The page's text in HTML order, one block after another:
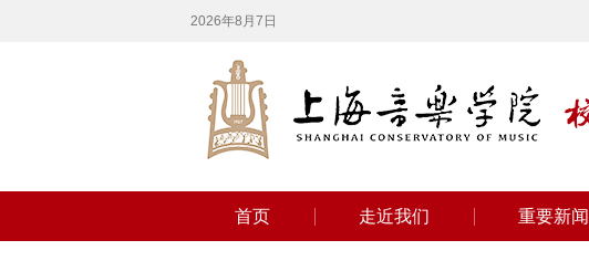
2026年8月7日
首页 走近我们 重要新闻